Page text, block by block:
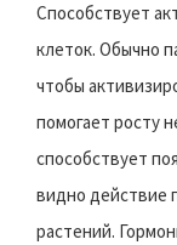
Способствует
клеток. Обычно
чтобы
помогает росту
способствует
видно действие
растений.